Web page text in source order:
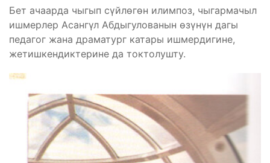
Бет ачаарда чыгып сүйлөгөн илимпоз, чыгармачыл
ишмерлер Асангүл Абдыгулованын өзүнүн дагы
педагог жана драматург катары ишмердигине,
жетишкендиктерине да токтолушту.